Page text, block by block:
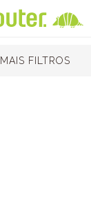
MAIS FILTROS